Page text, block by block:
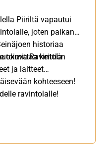
Piiriltä vapautui
joten paikan
historiaa
Ravintola
toimittaa keittiön
ja laitteet
kohteeseen!
ravintolalle!